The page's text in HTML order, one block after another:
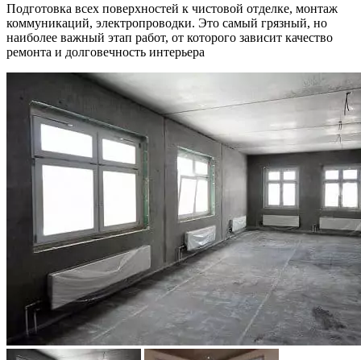
Подготовка всех поверхностей к чистовой отделке, монтаж
коммуникаций, электропроводки. Это самый грязный, но
наиболее важный этап работ, от которого зависит качество
ремонта и долговечность интерьера